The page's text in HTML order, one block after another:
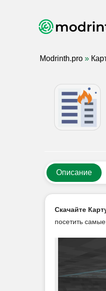
Modrinth.pro »
Описание
Скачайте
посетить